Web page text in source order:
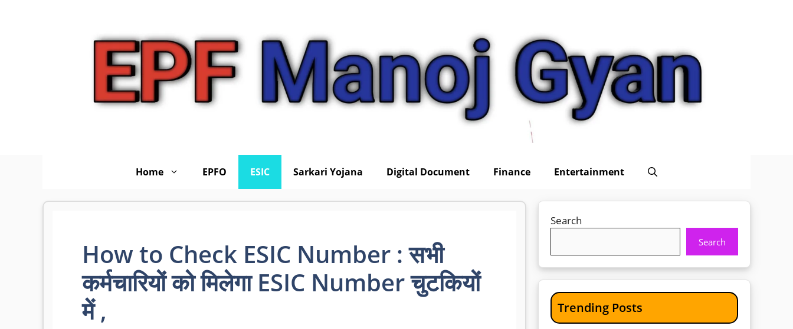
Home EPFO ESIC Sarkari Yojana Digital Document Finance Entertainment
How to Check ESIC Number : सभी
कर्मचारियों को मिलेगा ESIC Number चुटकियों
में ,
Search
Search
Trending Posts